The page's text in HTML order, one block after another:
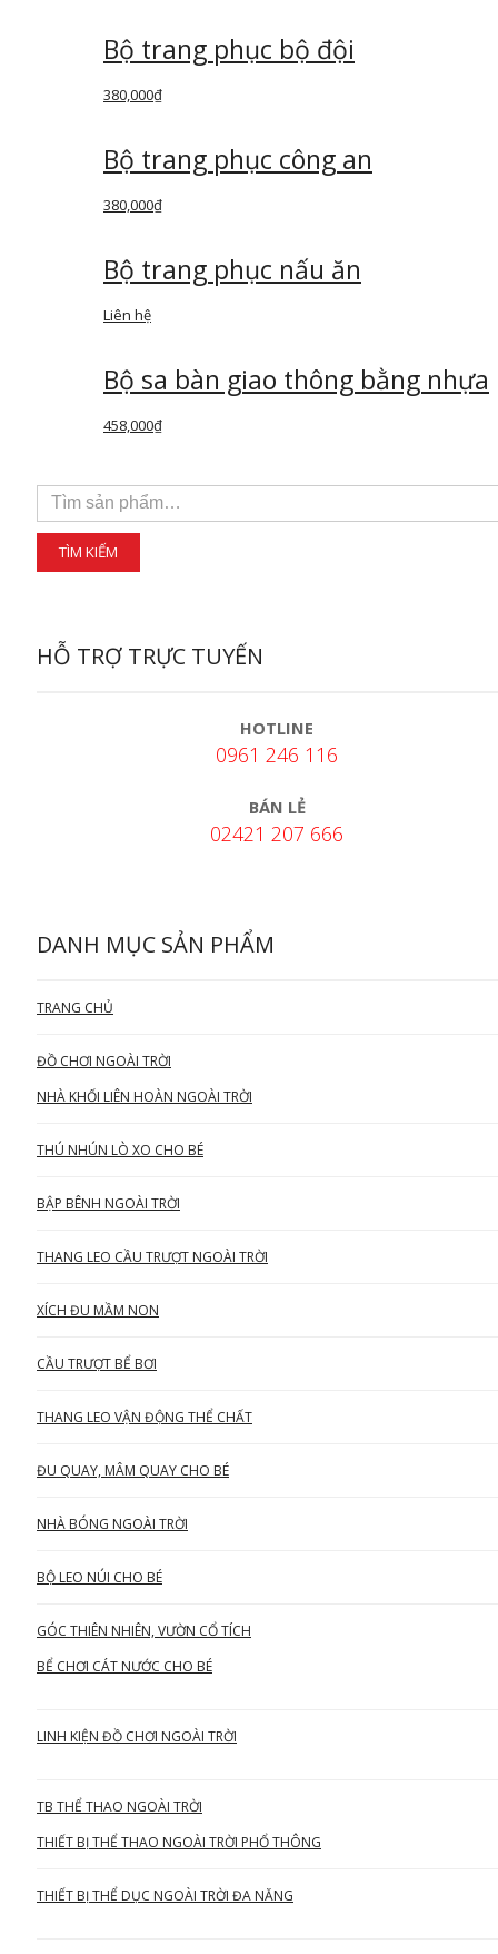
Bộ trang phục bộ đội
380,000₫
Bộ trang phục công an
380,000₫
Bộ trang phục nấu ăn
Liên hệ
Bộ sa bàn giao thông bằng nhựa
458,000₫
HỖ TRỢ TRỰC TUYẾN
HOTLINE
0961 246 116
BÁN LẺ
02421 207 666
DANH MỤC SẢN PHẨM
TRANG CHỦ
ĐỒ CHƠI NGOÀI TRỜI
NHÀ KHỐI LIÊN HOÀN NGOÀI TRỜI
THÚ NHÚN LÒ XO CHO BÉ
BẬP BÊNH NGOÀI TRỜI
THANG LEO CẦU TRƯỢT NGOÀI TRỜI
XÍCH ĐU MẦM NON
CẦU TRƯỢT BỂ BƠI
THANG LEO VẬN ĐỘNG THỂ CHẤT
ĐU QUAY, MÂM QUAY CHO BÉ
NHÀ BÓNG NGOÀI TRỜI
BỘ LEO NÚI CHO BÉ
GÓC THIÊN NHIÊN, VƯỜN CỔ TÍCH
BỂ CHƠI CÁT NƯỚC CHO BÉ
LINH KIỆN ĐỒ CHƠI NGOÀI TRỜI
TB THỂ THAO NGOÀI TRỜI
THIẾT BỊ THỂ THAO NGOÀI TRỜI PHỔ THÔNG
THIẾT BỊ THỂ DỤC NGOÀI TRỜI ĐA NĂNG